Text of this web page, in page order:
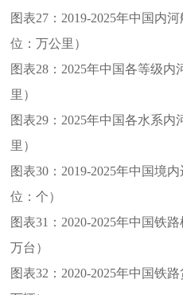
图表27： 2019-2025年中国内
位：万公里）
图表28： 2025年中国各等级内
里）
图表29： 2025年中国各水系内
里）
图表30： 2019-2025年中国境
位：个）
图表31： 2020-2025年中国铁
万台）
图表32： 2020-2025年中国铁